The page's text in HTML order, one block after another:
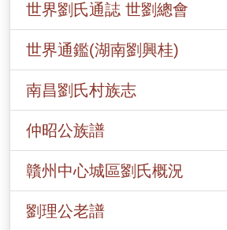
世界劉氏通誌 世劉總會
世界通鑑(湖南劉興桂)
南昌劉氏村族志
仲昭公族譜
贛州中心城區劉氏概況
劉理公老譜